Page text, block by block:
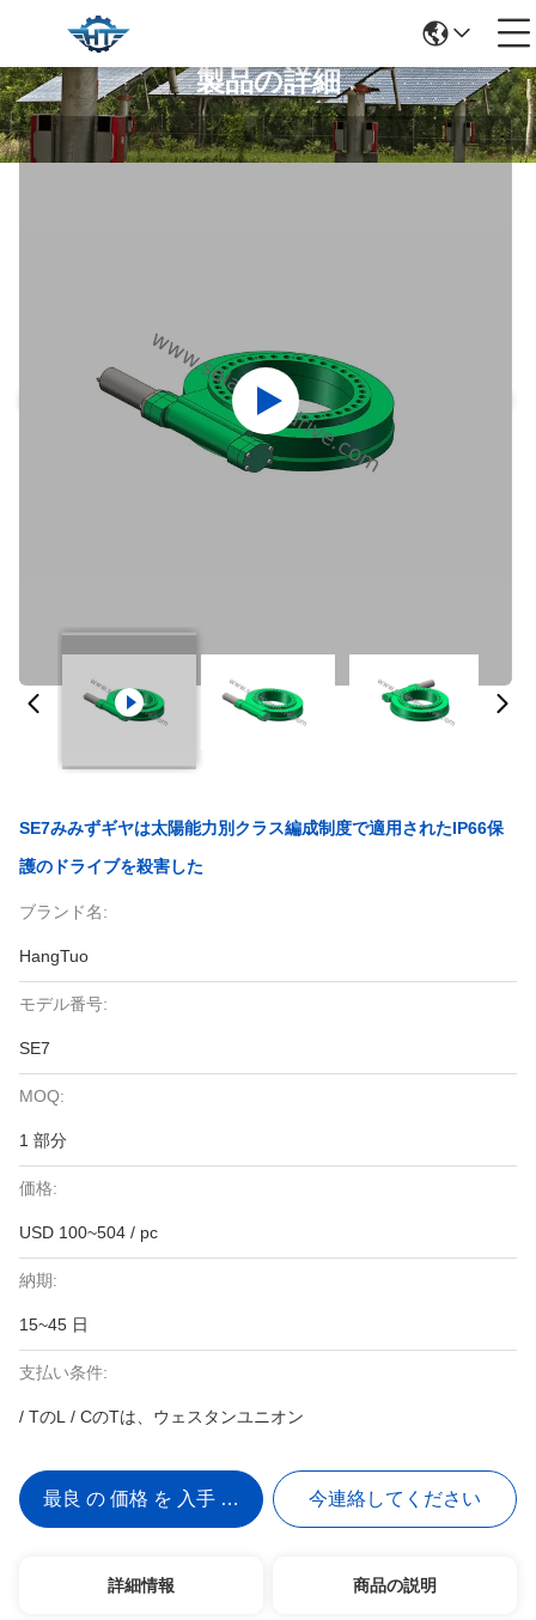
製品の詳細
SE7みみずギヤは太陽能力別クラス編成制度で適用されたIP66保
護のドライブを殺害した
ブランド名:
HangTuo
モデル番号:
SE7
MOQ:
1 部分
価格:
USD 100~504 / pc
納期:
15~45 日
支払い条件:
/ TのL / CのTは、ウェスタンユニオン
最良 の 価格 を 入手 する 今連絡してください
詳細情報 商品の説明